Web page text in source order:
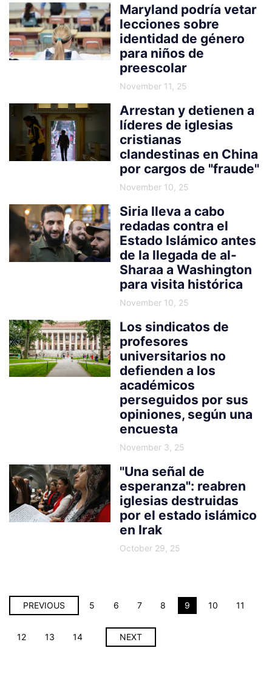
Maryland podría vetar
lecciones sobre
identidad de género
para niños de
preescolar
November 11, 25
Arrestan y detienen a
líderes de iglesias
cristianas
clandestinas en China
por cargos de "fraude"
November 10, 25
Siria lleva a cabo
redadas contra el
Estado Islámico antes
de la llegada de al-
Sharaa a Washington
para visita histórica
November 10, 25
Los sindicatos de
profesores
universitarios no
defienden a los
académicos
perseguidos por sus
opiniones, según una
encuesta
November 3, 25
"Una señal de
esperanza": reabren
iglesias destruidas
por el estado islámico
en Irak
October 29, 25
PREVIOUS 5 6 7 8 9 10 11
12 13 14 NEXT